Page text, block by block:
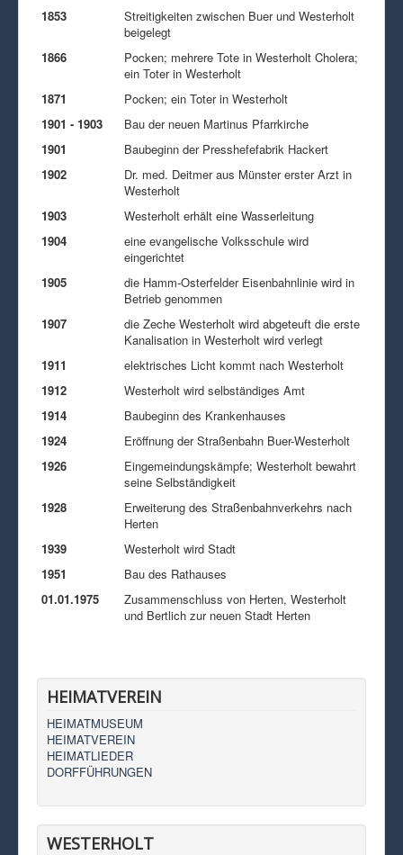
1853
Streitigkeiten zwischen Buer und Westerholt
beigelegt
1866
Pocken; mehrere Tote in Westerholt Cholera;
ein Toter in Westerholt
1871
Pocken; ein Toter in Westerholt
1901 - 1903
Bau der neuen Martinus Pfarrkirche
1901
Baubeginn der Presshefefabrik Hackert
1902
Dr. med. Deitmer aus Münster erster Arzt in
Westerholt
1903
Westerholt erhält eine Wasserleitung
1904
eine evangelische Volksschule wird
eingerichtet
1905
die Hamm-Osterfelder Eisenbahnlinie wird in
Betrieb genommen
1907
die Zeche Westerholt wird abgeteuft die erste
Kanalisation in Westerholt wird verlegt
1911
elektrisches Licht kommt nach Westerholt
1912
Westerholt wird selbständiges Amt
1914
Baubeginn des Krankenhauses
1924
Eröffnung der Straßenbahn Buer-Westerholt
1926
Eingemeindungskämpfe; Westerholt bewahrt
seine Selbständigkeit
1928
Erweiterung des Straßenbahnverkehrs nach
Herten
1939
Westerholt wird Stadt
1951
Bau des Rathauses
01.01.1975
Zusammenschluss von Herten, Westerholt
und Bertlich zur neuen Stadt Herten
HEIMATVEREIN
HEIMATMUSEUM
HEIMATVEREIN
HEIMATLIEDER
DORFFÜHRUNGEN
WESTERHOLT